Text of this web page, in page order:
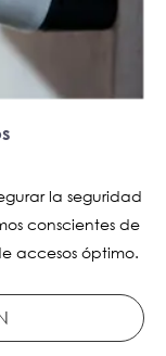
la seguridad
conscientes de
accesos óptimo.